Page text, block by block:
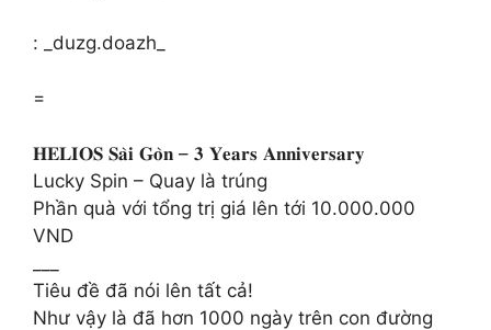
: _duzg.doazh_
=
𝐇𝐄𝐋𝐈𝐎𝐒 𝐒𝐚̀𝐢 𝐆𝐨̀𝐧 – 𝟑 𝐘𝐞𝐚𝐫𝐬 𝐀𝐧𝐧𝐢𝐯𝐞𝐫𝐬𝐚𝐫𝐲
Lucky Spin – Quay là trúng
Phần quà với tổng trị giá lên tới 10.000.000
VND
Tiêu đề đã nói lên tất cả!
Như vậy là đã hơn 1000 ngày trên con đường